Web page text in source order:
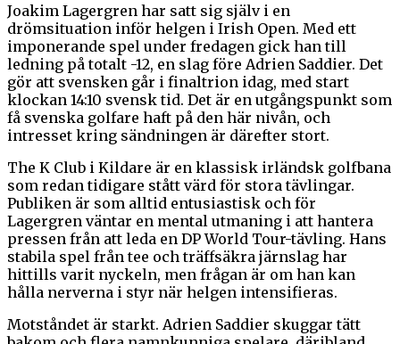
Joakim Lagergren har satt sig själv i en
drömsituation inför helgen i Irish Open. Med ett
imponerande spel under fredagen gick han till
ledning på totalt -12, en slag före Adrien Saddier. Det
gör att svensken går i finaltrion idag, med start
klockan 14:10 svensk tid. Det är en utgångspunkt som
få svenska golfare haft på den här nivån, och
intresset kring sändningen är därefter stort.
The K Club i Kildare är en klassisk irländsk golfbana
som redan tidigare stått värd för stora tävlingar.
Publiken är som alltid entusiastisk och för
Lagergren väntar en mental utmaning i att hantera
pressen från att leda en DP World Tour-tävling. Hans
stabila spel från tee och träffsäkra järnslag har
hittills varit nyckeln, men frågan är om han kan
hålla nerverna i styr när helgen intensifieras.
Motståndet är starkt. Adrien Saddier skuggar tätt